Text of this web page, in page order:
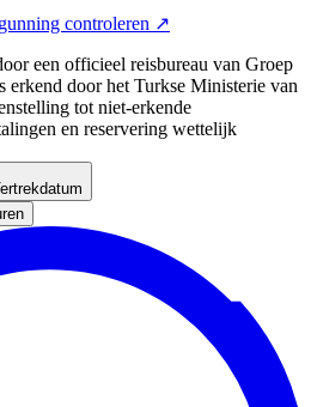
controleren ↗
een officieel reisbureau van Groep
erkend door het Turkse Ministerie van
tot niet-erkende
en reservering wettelijk